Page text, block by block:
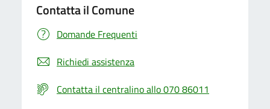
Contatta il Comune
Domande Frequenti
Richiedi assistenza
Contatta il centralino allo 070 86011